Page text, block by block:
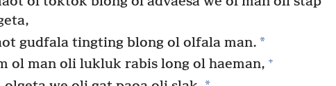
gudfala tingting blong ol olfala man. *
ol man oli lukluk rabis long ol haeman, +